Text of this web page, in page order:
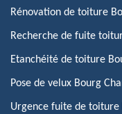
Rénovation de toiture
Recherche de fuite
Etanchéité de toiture
Pose de velux Bourg
Urgence fuite de toiture